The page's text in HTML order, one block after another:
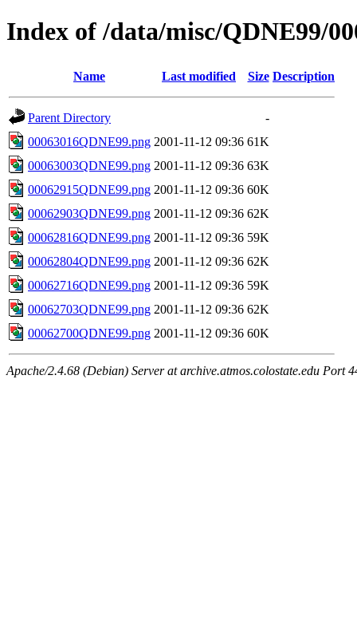
Index of /data/misc/QDNE99/
Name Last modified Size Description
Parent Directory
-
00063016QDNE99.png 2001-11-12 09:36 61K
00063003QDNE99.png 2001-11-12 09:36 63K
00062915QDNE99.png 2001-11-12 09:36 60K
00062903QDNE99.png 2001-11-12 09:36 62K
00062816QDNE99.png 2001-11-12 09:36 59K
00062804QDNE99.png 2001-11-12 09:36 62K
00062716QDNE99.png 2001-11-12 09:36 59K
00062703QDNE99.png 2001-11-12 09:36 62K
00062700QDNE99.png 2001-11-12 09:36 60K
Apache/2.4.68 (Debian) Server at archive.atmos.colostate.edu Port